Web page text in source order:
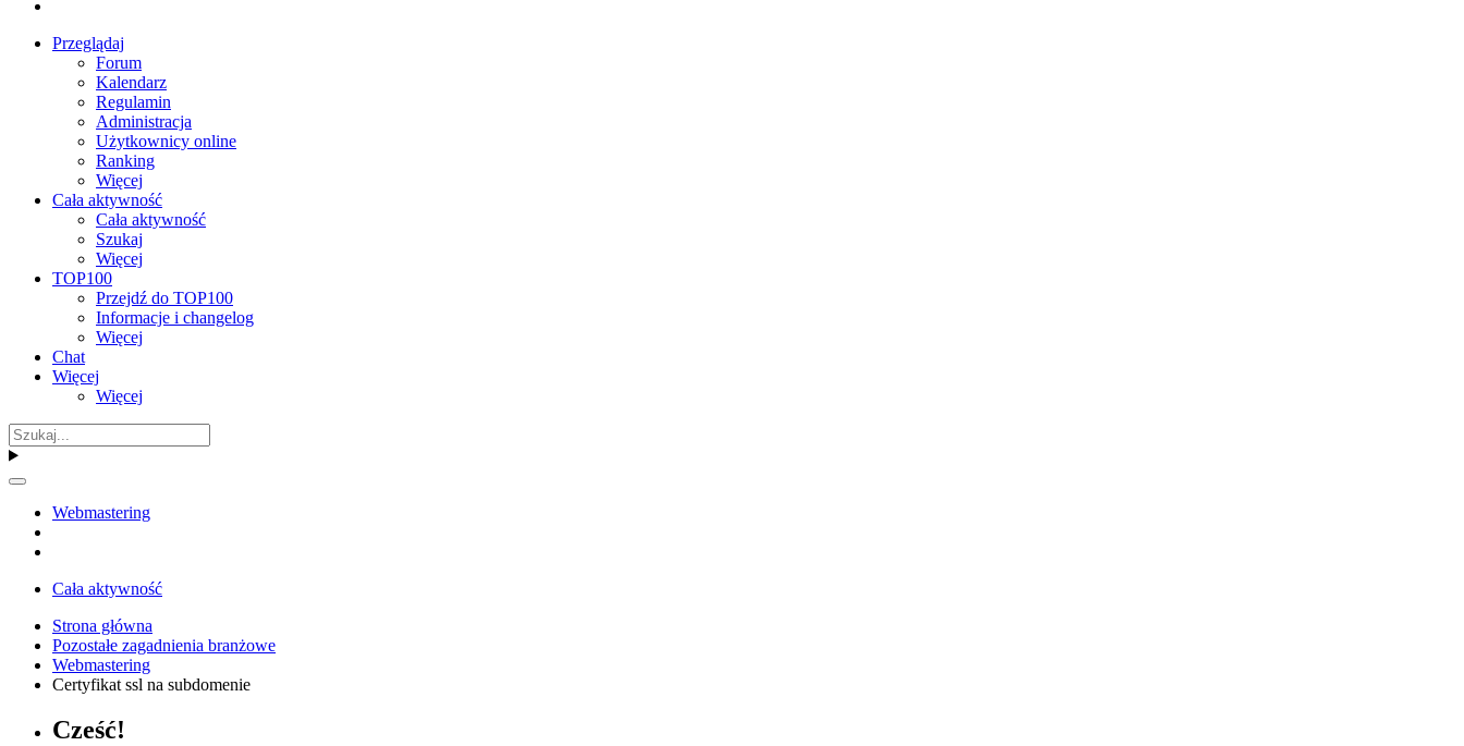
Przeglądaj
Forum
Kalendarz
Regulamin
Administracja
Użytkownicy online
Ranking
Więcej
Cała aktywność
Cała aktywność
Szukaj
Więcej
TOP100
Przejdź do TOP100
Informacje i changelog
Więcej
Chat
Więcej
Więcej
Webmastering
Cała aktywność
Strona główna
Pozostałe zagadnienia branżowe
Webmastering
Certyfikat ssl na subdomenie
Cześć!